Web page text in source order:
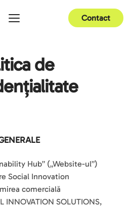
Contact
de
Hub” („Website-ul”)
Social Innovation
comercială
INNOVATION SOLUTIONS,